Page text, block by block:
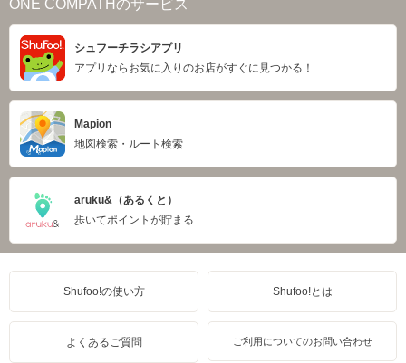
ONE COMPATHのサービス
シュフーチラシアプリ
アプリならお気に入りのお店がすぐに見つかる！
Mapion
地図検索・ルート検索
aruku&（あるくと）
歩いてポイントが貯まる
Shufoo!の使い方 Shufoo!とは
よくあるご質問 ご利用についてのお問い合わせ